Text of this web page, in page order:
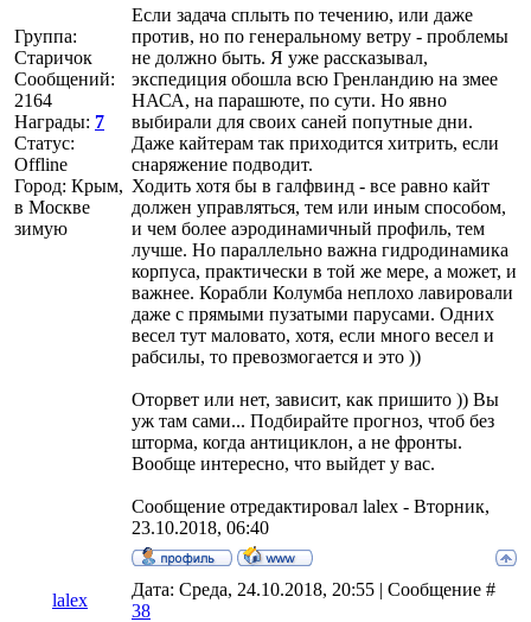
Группа:
Старичок
Сообщений:
2164
Награды: 7
Статус:
Offline
Город: Крым,
в Москве
зимую
Если задача сплыть по течению, или даже
против, но по генеральному ветру - проблемы
не должно быть. Я уже рассказывал,
экспедиция обошла всю Гренландию на змее
НАСА, на парашюте, по сути. Но явно
выбирали для своих саней попутные дни.
Даже кайтерам так приходится хитрить, если
снаряжение подводит.
Ходить хотя бы в галфвинд - все равно кайт
должен управляться, тем или иным способом,
и чем более аэродинамичный профиль, тем
лучше. Но параллельно важна гидродинамика
корпуса, практически в той же мере, а может, и
важнее. Корабли Колумба неплохо лавировали
даже с прямыми пузатыми парусами. Одних
весел тут маловато, хотя, если много весел и
рабсилы, то превозмогается и это ))
Оторвет или нет, зависит, как пришито )) Вы
уж там сами... Подбирайте прогноз, чтоб без
шторма, когда антициклон, а не фронты.
Вообще интересно, что выйдет у вас.
Сообщение отредактировал lalex - Вторник,
23.10.2018, 06:40
lalex
Дата: Среда, 24.10.2018, 20:55 | Сообщение #
38